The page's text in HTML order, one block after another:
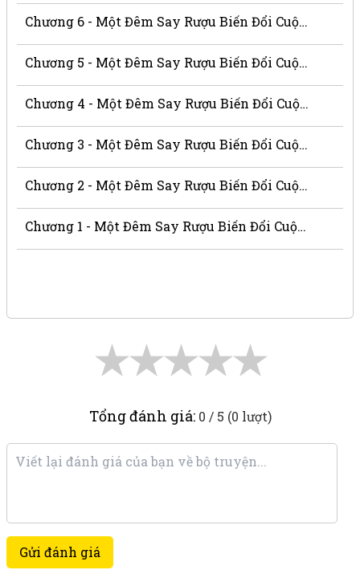
Chương 6 - Một Đêm Say Rượu Biến Đổi Cuộc Đời
Chương 5 - Một Đêm Say Rượu Biến Đổi Cuộc Đời
Chương 4 - Một Đêm Say Rượu Biến Đổi Cuộc Đời
Chương 3 - Một Đêm Say Rượu Biến Đổi Cuộc Đời
Chương 2 - Một Đêm Say Rượu Biến Đổi Cuộc Đời
Chương 1 - Một Đêm Say Rượu Biến Đổi Cuộc Đời
★
★
★
★
★
Tổng đánh giá: 0 / 5 (0 lượt)
Gửi đánh giá